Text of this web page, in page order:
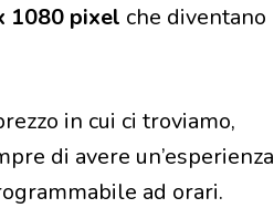
1080 pixel che diventano
in cui ci troviamo,
di avere un’esperienza
ad orari.